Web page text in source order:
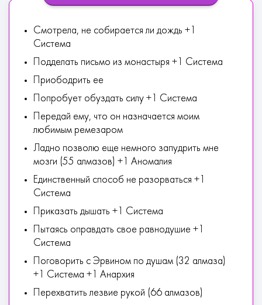
Смотрела, не собирается ли дождь +1
Система
Подделать письмо из монастыря +1 Система
Приободрить ее
Попробует обуздать силу +1 Система
Передай ему, что он назначается моим
любимым ремезаром
Ладно позволю еще немного запудрить мне
мозги (55 алмазов) +1 Аномалия
Единственный способ не разорваться +1
Система
Приказать дышать +1 Система
Пытаясь оправдать свое равнодушие +1
Система
Поговорить с Эрвином по душам (32 алмаза)
+1 Система +1 Анархия
Перехватить лезвие рукой (66 алмазов)